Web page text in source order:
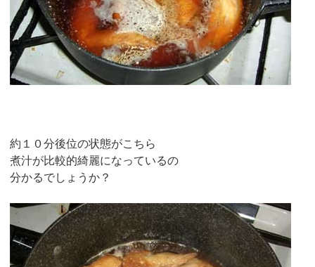
約１０分後位の状態がこちら
煮汁が比較的綺麗になっているの
分かるでしょうか？